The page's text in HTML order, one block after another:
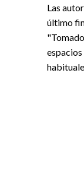
Las
último